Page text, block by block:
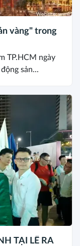
vàng" trong
TP.HCM ngày
sản...
TẠI LỄ RA